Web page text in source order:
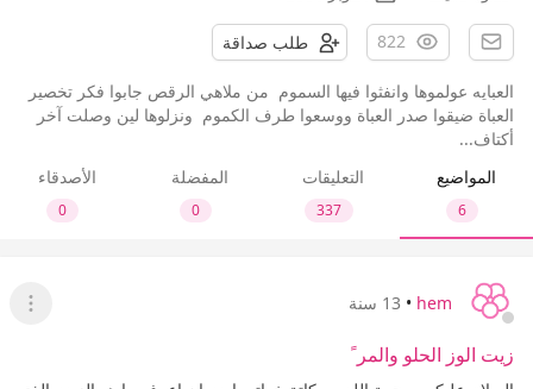
822 طلب صداقة
العبايه عولموها وانفثوا فيها السموم من ملاهي الرقص جابوا فكر تخصير
العباة ضيقوا صدر العباة ووسعوا طرف الكموم ونزلوها لين وصلت آخر
أكتاف...
المواضيع
6
التعليقات
337
المفضلة
0
الأصدقاء
0
hem
• 13 سنة
عرض
زيت الوز الحلو والمر ً